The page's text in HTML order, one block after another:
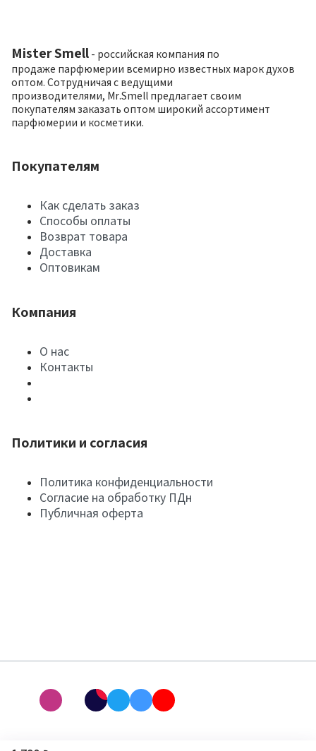
Mister Smell - российская компания по
продаже парфюмерии всемирно известных марок духов
оптом. Сотрудничая с ведущими
производителями, Mr.Smell предлагает своим
покупателям заказать оптом широкий ассортимент
парфюмерии и косметики.
Покупателям
Как сделать заказ
Способы оплаты
Возврат товара
Доставка
Оптовикам
Компания
О нас
Контакты
Политики и согласия
Политика конфиденциальности
Согласие на обработку ПДн
Публичная оферта